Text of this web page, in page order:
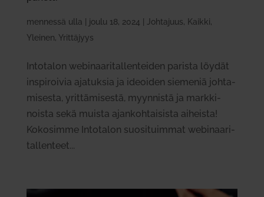
mennessä ulla joulu 18, 2024 Johtajuus, Kaikki,
Yleinen, Yrittäjyys
Into­talon webi­naa­ri­tal­len­teiden parista löydät
ins­pi­roivia aja­tuksia ja ideoiden sie­meniä joh­ta­
mi­sesta, yrit­tä­mi­sestä, myyn­nistä ja mark­ki­
noista sekä muista ajan­koh­tai­sista aiheista!
Koko­simme Into­talon suo­si­tuimmat webi­naa­ri­
tal­lenteet...